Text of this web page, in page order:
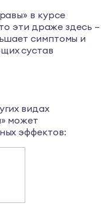
в курсе
эти драже здесь –
симптомы и
сустав
видах
может
эффектов: